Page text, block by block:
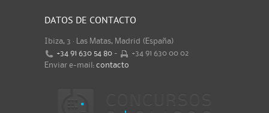
DATOS DE CONTACTO
Ibiza, 3 · Las Matas, Madrid (España)
+34 91 630 54 80 -
+34 91 630 00 02
Enviar e-mail: contacto